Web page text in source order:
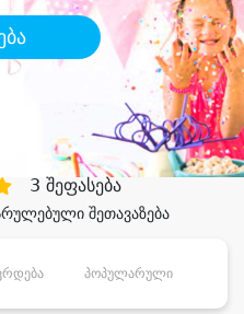
მომსახურება
შეთავაზება
3 შეფასება
პოპულარული